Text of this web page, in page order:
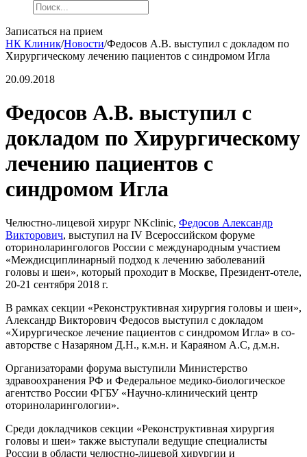
Записаться на прием
НК Клиник/Новости/Федосов А.В. выступил с докладом по
Хирургическому лечению пациентов с синдромом Игла
20.09.2018
Федосов А.В. выступил с
докладом по Хирургическому
лечению пациентов с
синдромом Игла
Челюстно-лицевой хирург NKclinic, Федосов Александр
Викторович, выступил на IV Всероссийском форуме
оториноларингологов России с международным участием
«Междисциплинарный подход к лечению заболеваний
головы и шеи», который проходит в Москве, Президент-отеле,
20-21 сентября 2018 г.
В рамках секции «Реконструктивная хирургия головы и шеи»,
Александр Викторович Федосов выступил с докладом
«Хирургическое лечение пациентов с синдромом Игла» в со-
авторстве с Назаряном Д.Н., к.м.н. и Караяном А.С, д.м.н.
Организаторами форума выступили Министерство
здравоохранения РФ и Федеральное медико-биологическое
агентство России ФГБУ «Научно-клинический центр
оториноларингологии».
Среди докладчиков секции «Реконструктивная хирургия
головы и шеи» также выступали ведущие специалисты
России в области челюстно-лицевой хирургии и